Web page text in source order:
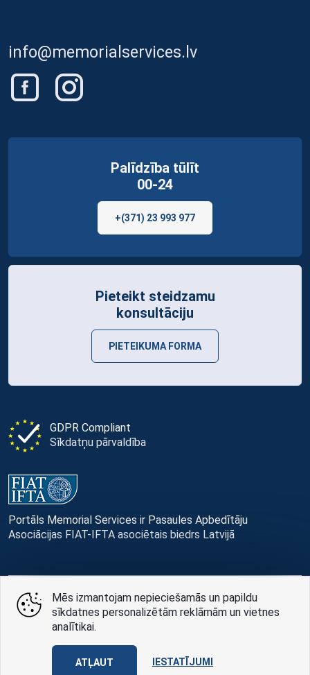
info@memorialservices.lv
GDPR Compliant
Sīkdatņu pārvaldība
Portāls Memorial Services ir Pasaules Apbedītāju
Asociācijas FIAT-IFTA asociētais biedrs Latvijā
Palīdzība tūlīt
00-24
+(371) 23 993 977
Pieteikt steidzamu
konsultāciju
PIETEIKUMA FORMA
© Memorial Services, 2016 — 2026 pr3-g
Privātuma politikai
AABB TEAM
Mēs izmantojam nepieciešamās un papildu
sīkdatnes personalizētām reklāmām un vietnes
analītikai.
ATĻAUT IESTATĪJUMI